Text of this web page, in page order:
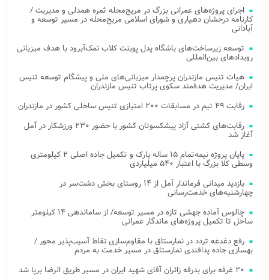
اجرای پروژه‌های عمرانی بزرگ در مریج‌محله ثمره همدلی و مدیریت /
کارنامه درخشان دهیاری و شورای اسلامی مریج‌محله در مسیر توسعه و
آبادانی
توسعه زیرساخت‌های باشگاه پدل پوینت کلاب نمک‌آبرود با هدف میزبانی
رویدادهای بین‌المللی
هیات تنیس مازندران پرچمدار میزبانی‌های ملی و پیشگام توسعه تنیس
ایران/ مدیریت هدفمند سکوی پرتاب تنیس مازندران
رقابت ۴۹ تیم در مسابقات ۲۰۰ امتیازی تنیس ساحلی کشور در مازندران
رقابت‌های کشتی آزاد پیشکسوتان کشور با حضور ۲۳۰ ورزشکار در آمل
آغاز شد
پایان پروژه نیمه‌تمام ۱۵ ساله پارک و تکمیل جاده اصلی ۲ کیلومتری
وسطی کلا بزرگ با اعتبار ۵۴۰ میلیاردی
بازدید میدانی فرماندار آمل از ۱۴ روستای بخش دشت‌سر در
چهارشنبه‌های خدمت‌رسانی
چالوس آماده جهشی تازه در مسیر توسعه/ از ساماندهی ۱۴ کیلومتر
ساحل تا تکمیل پروژه‌های ماندگار عمرانی
رفع دغدغه تردد در نمارستاق با مقاوم‌سازی نقاط آسیب‌پذیر محور /
بهسازی جاده پدافندی نمارستاق در مسیر خدمت به مردم
۲۰ غرفه برای بدرقه زائران آقای شهید ایران در مسیر طریق الرضا برپا شد